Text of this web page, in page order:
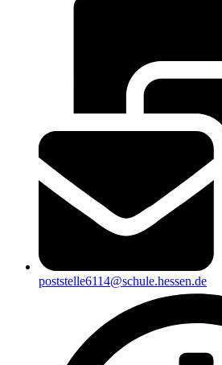
poststelle6114@schule.hessen.de